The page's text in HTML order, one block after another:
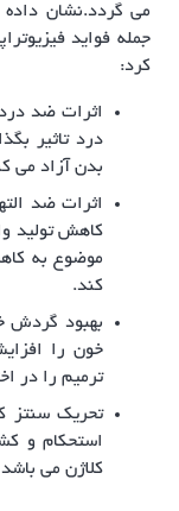
می گردد.نشان داده
جمله فواید
کرد:
اثرات ضد
درد تاثیر
بدن آزاد می
اثرات ضد
کاهش تولید
موضوع به
کند.
بهبود گردش
خون را
ترمیم را در
تحریک سنتز
استحکام و
کلاژن می